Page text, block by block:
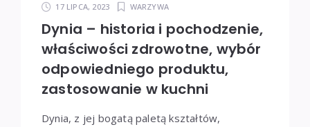
17 LIPCA, 2023 WARZYWA
Dynia – historia i pochodzenie,
właściwości zdrowotne, wybór
odpowiedniego produktu,
zastosowanie w kuchni
Dynia, z jej bogatą paletą kształtów,